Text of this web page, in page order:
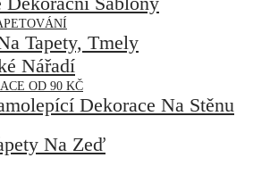
Tapety, Tmely
Nářadí
OD 90 KČ
Dekorace Na Stěnu
Na Zeď